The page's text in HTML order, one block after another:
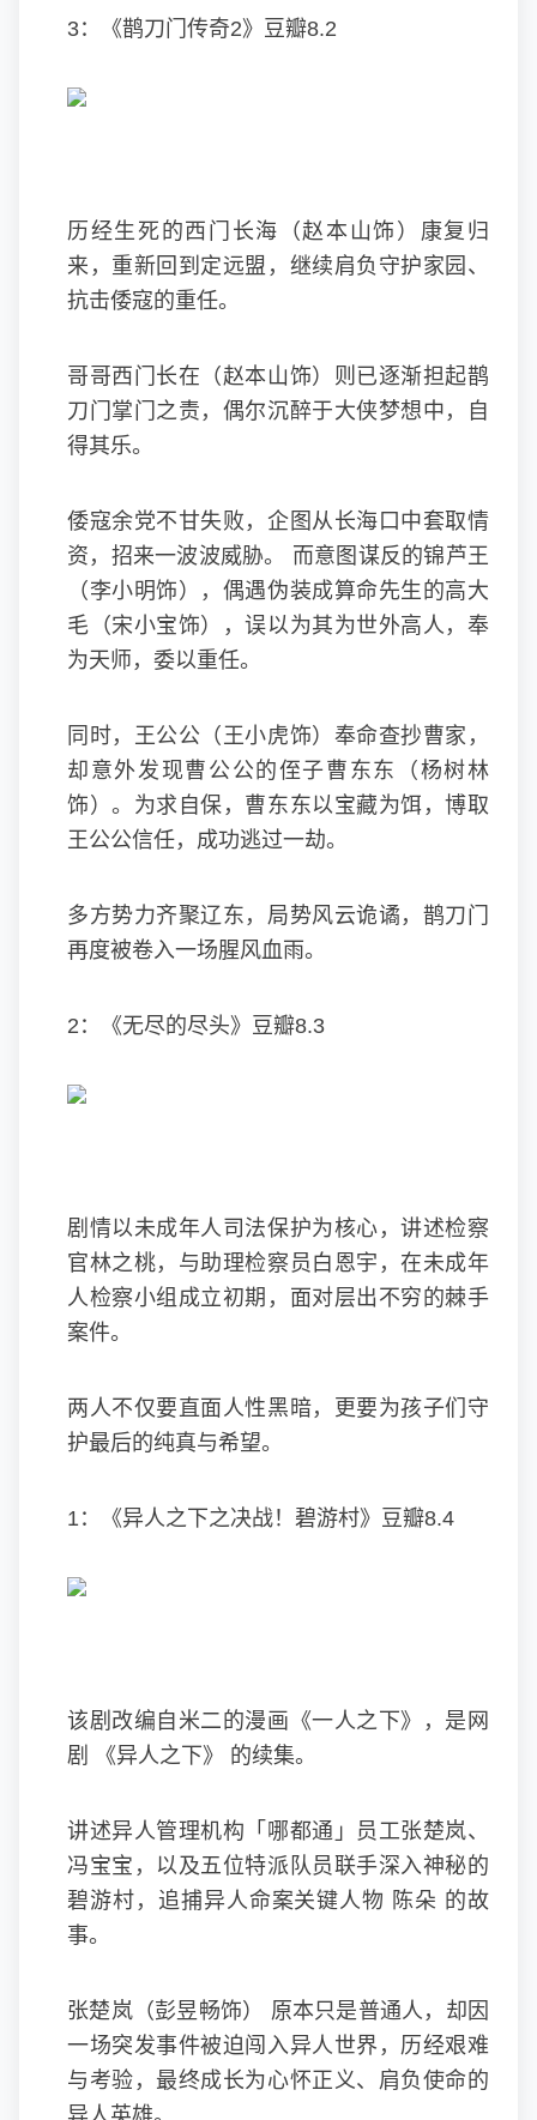
3：《鹊刀门传奇2》豆瓣8.2
历经生死的西门长海（赵本山饰）康复归
来，重新回到定远盟，继续肩负守护家园、
抗击倭寇的重任。
哥哥西门长在（赵本山饰）则已逐渐担起鹊
刀门掌门之责，偶尔沉醉于大侠梦想中，自
得其乐。
倭寇余党不甘失败，企图从长海口中套取情
资，招来一波波威胁。 而意图谋反的锦芦王
（李小明饰），偶遇伪装成算命先生的高大
毛（宋小宝饰），误以为其为世外高人，奉
为天师，委以重任。
同时，王公公（王小虎饰）奉命查抄曹家，
却意外发现曹公公的侄子曹东东（杨树林
饰）。为求自保，曹东东以宝藏为饵，博取
王公公信任，成功逃过一劫。
多方势力齐聚辽东，局势风云诡谲，鹊刀门
再度被卷入一场腥风血雨。
2：《无尽的尽头》豆瓣8.3
剧情以未成年人司法保护为核心，讲述检察
官林之桃，与助理检察员白恩宇，在未成年
人检察小组成立初期，面对层出不穷的棘手
案件。
两人不仅要直面人性黑暗，更要为孩子们守
护最后的纯真与希望。
1：《异人之下之决战！碧游村》豆瓣8.4
该剧改编自米二的漫画《一人之下》，是网
剧 《异人之下》 的续集。
讲述异人管理机构「哪都通」员工张楚岚、
冯宝宝，以及五位特派队员联手深入神秘的
碧游村，追捕异人命案关键人物 陈朵 的故
事。
张楚岚（彭昱畅饰） 原本只是普通人，却因
一场突发事件被迫闯入异人世界，历经艰难
与考验，最终成长为心怀正义、肩负使命的
异人英雄。